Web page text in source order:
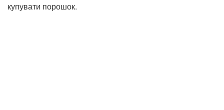
купувати порошок.